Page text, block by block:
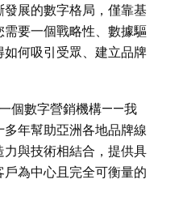
展的數字格局，僅靠基
要一個戰略性、數據驅
何吸引受眾、建立品牌
個數字營銷機構——我
年幫助亞洲各地品牌線
與技術相結合，提供具
為中心且完全可衡量的